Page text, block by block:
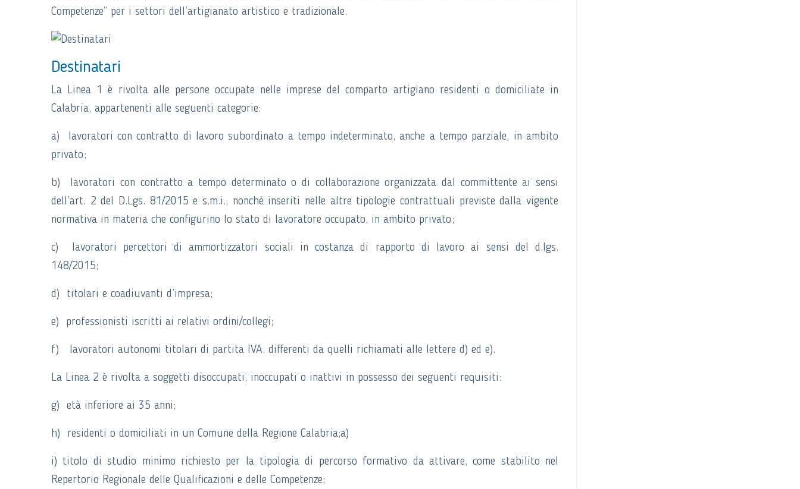
Competenze” per i settori dell’artigianato artistico e tradizionale.
Destinatari
La Linea 1 è rivolta alle persone occupate nelle imprese del comparto artigiano residenti o domiciliate in
Calabria, appartenenti alle seguenti categorie:
a) lavoratori con contratto di lavoro subordinato a tempo indeterminato, anche a tempo parziale, in ambito
privato;
b) lavoratori con contratto a tempo determinato o di collaborazione organizzata dal committente ai sensi
dell’art. 2 del D.Lgs. 81/2015 e s.m.i., nonché inseriti nelle altre tipologie contrattuali previste dalla vigente
normativa in materia che configurino lo stato di lavoratore occupato, in ambito privato;
c) lavoratori percettori di ammortizzatori sociali in costanza di rapporto di lavoro ai sensi del d.lgs.
148/2015;
d) titolari e coadiuvanti d’impresa;
e) professionisti iscritti ai relativi ordini/collegi;
f) lavoratori autonomi titolari di partita IVA, differenti da quelli richiamati alle lettere d) ed e).
La Linea 2 è rivolta a soggetti disoccupati, inoccupati o inattivi in possesso dei seguenti requisiti:
g) età inferiore ai 35 anni;
h) residenti o domiciliati in un Comune della Regione Calabria;a)
i) titolo di studio minimo richiesto per la tipologia di percorso formativo da attivare, come stabilito nel
Repertorio Regionale delle Qualificazioni e delle Competenze;